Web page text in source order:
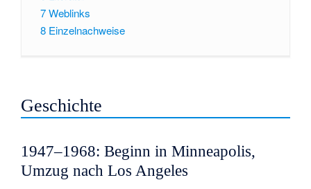
7Weblinks
8 Einzelnachweise
Geschichte
1947–1968: Beginn in Minneapolis,
Umzug nach Los Angeles